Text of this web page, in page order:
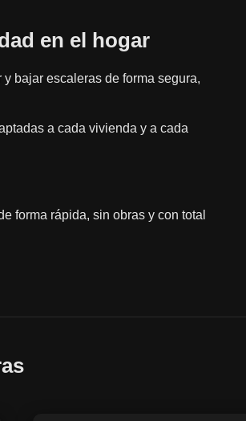
en el hogar
bajar escaleras de forma segura,
a cada vivienda y a cada
forma rápida, sin obras y con total